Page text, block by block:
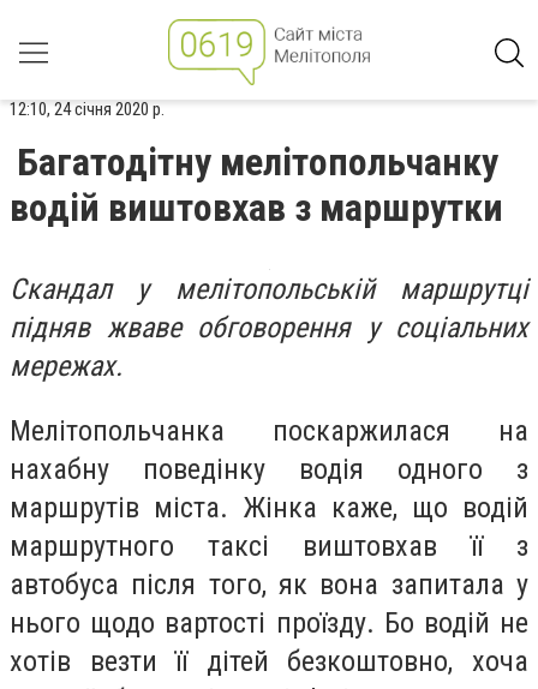
12:10, 24 січня 2020 р.
Багатодітну мелітопольчанку
водій виштовхав з маршрутки
Скандал у мелітопольській маршрутці
підняв жваве обговорення у соціальних
мережах.
Мелітопольчанка поскаржилася на
нахабну поведінку водія одного з
маршрутів міста. Жінка каже, що водій
маршрутного таксі виштовхав її з
автобуса після того, як вона запитала у
нього щодо вартості проїзду. Бо водій не
хотів везти її дітей безкоштовно, хоча